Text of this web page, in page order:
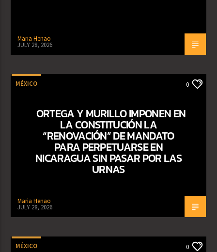
Maria Henao
JULY 28, 2026
MÉXICO 0
ORTEGA Y MURILLO IMPONEN EN
LA CONSTITUCIÓN LA
“RENOVACIÓN” DE MANDATO
PARA PERPETUARSE EN
NICARAGUA SIN PASAR POR LAS
URNAS
Maria Henao
JULY 28, 2026
MÉXICO 0